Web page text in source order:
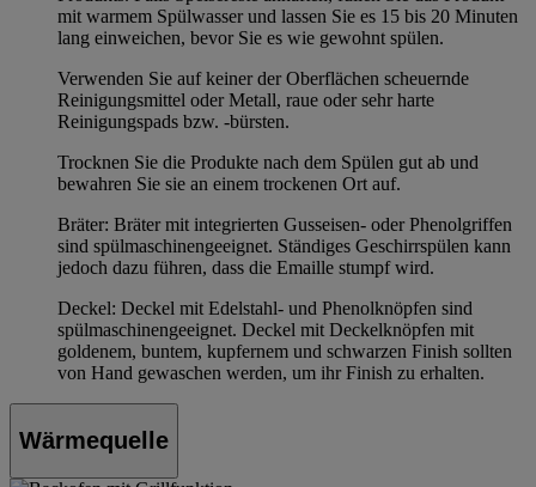
mit warmem Spülwasser und lassen Sie es 15 bis 20 Minuten
lang einweichen, bevor Sie es wie gewohnt spülen.
Verwenden Sie auf keiner der Oberflächen scheuernde
Reinigungsmittel oder Metall, raue oder sehr harte
Reinigungspads bzw. -bürsten.
Trocknen Sie die Produkte nach dem Spülen gut ab und
bewahren Sie sie an einem trockenen Ort auf.
Bräter: Bräter mit integrierten Gusseisen- oder Phenolgriffen
sind spülmaschinengeeignet. Ständiges Geschirrspülen kann
jedoch dazu führen, dass die Emaille stumpf wird.
Deckel: Deckel mit Edelstahl- und Phenolknöpfen sind
spülmaschinengeeignet. Deckel mit Deckelknöpfen mit
goldenem, buntem, kupfernem und schwarzen Finish sollten
von Hand gewaschen werden, um ihr Finish zu erhalten.
Wärmequelle